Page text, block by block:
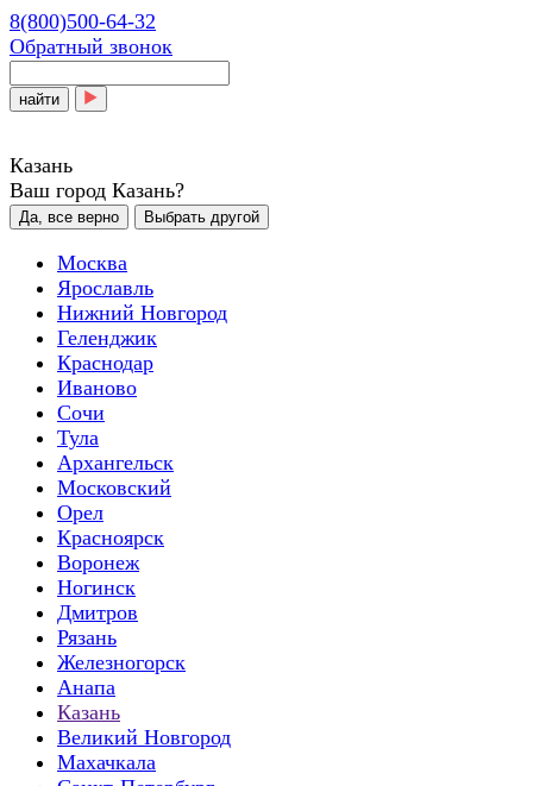
8(800)500-64-32
Обратный звонок
найти
Казань
Ваш город Казань?
Да, все верно Выбрать другой
Москва
Ярославль
Нижний Новгород
Геленджик
Краснодар
Иваново
Сочи
Тула
Архангельск
Московский
Орел
Красноярск
Воронеж
Ногинск
Дмитров
Рязань
Железногорск
Анапа
Казань
Великий Новгород
Махачкала